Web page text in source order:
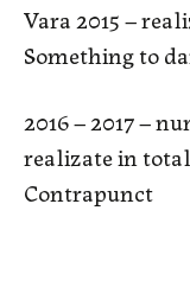
Vara 2015 –
Something to
2016 – 2017 –
realizate in
Contrapunct